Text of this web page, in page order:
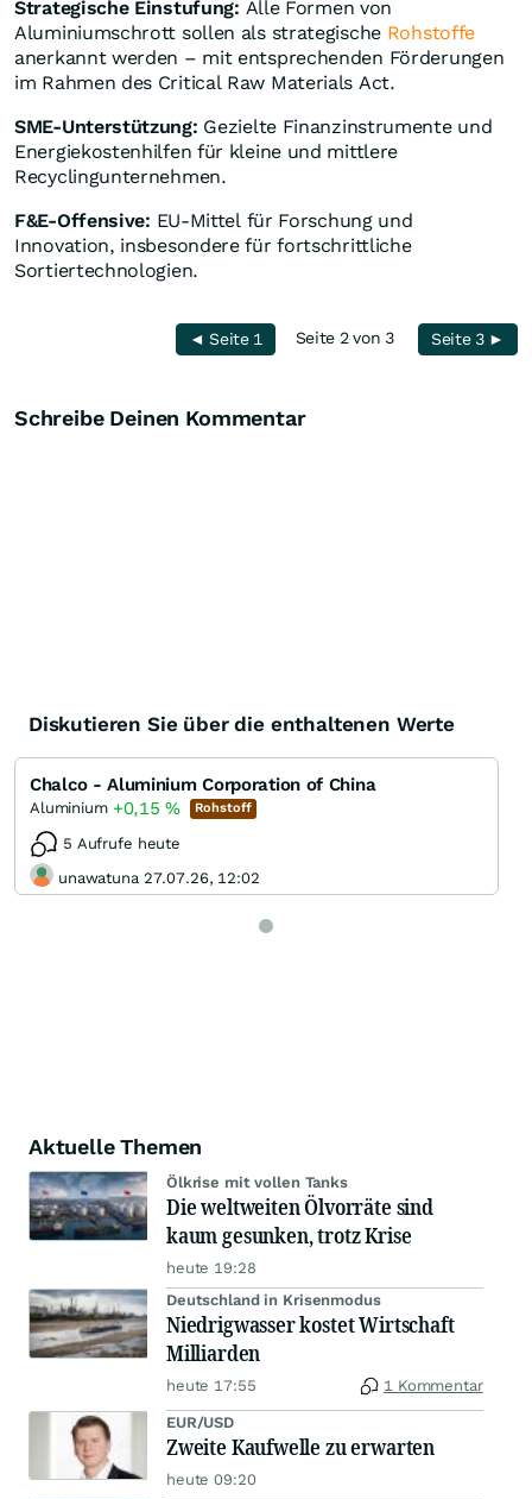
Strategische Einstufung: Alle Formen von
Aluminiumschrott sollen als strategische Rohstoffe
anerkannt werden – mit entsprechenden Förderungen
im Rahmen des Critical Raw Materials Act.
SME-Unterstützung: Gezielte Finanzinstrumente und
Energiekostenhilfen für kleine und mittlere
Recyclingunternehmen.
F&E-Offensive: EU-Mittel für Forschung und
Innovation, insbesondere für fortschrittliche
Sortiertechnologien.
◄ Seite 1 Seite 2 von 3 Seite 3 ►
Schreibe Deinen Kommentar
Diskutieren Sie über die enthaltenen Werte
Chalco - Aluminium Corporation of China
Aluminium +0,15% Rohstoff
5 Aufrufe heute
unawatuna 27.07.26, 12:02
Aktuelle Themen
Ölkrise mit vollen Tanks
Die weltweiten Ölvorräte sind
kaum gesunken, trotz Krise
heute 19:28
Deutschland in Krisenmodus
Niedrigwasser kostet Wirtschaft
Milliarden
heute 17:55 1 Kommentar
EUR/USD
Zweite Kaufwelle zu erwarten
heute 09:20